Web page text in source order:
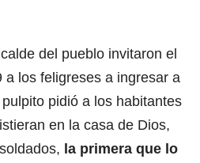
del pueblo invitaron el
los feligreses a ingresar a
pidió a los habitantes
en la casa de Dios,
la primera que lo